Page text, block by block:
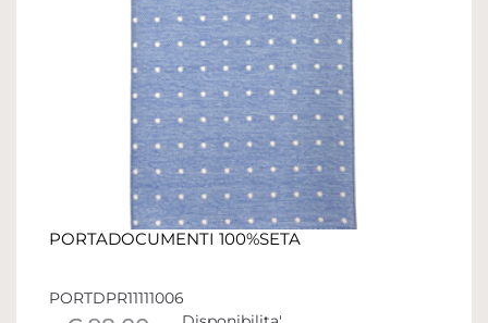
PORTADOCUMENTI 100%SETA
PORTDPR11111006